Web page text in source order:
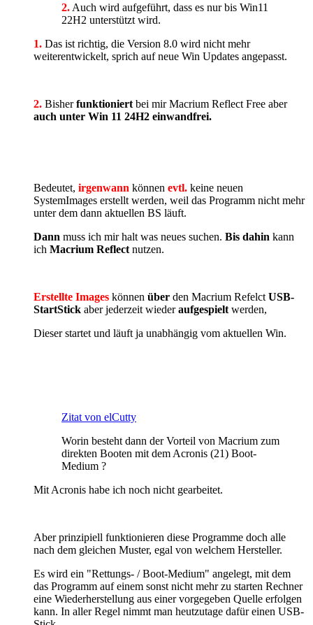
2. Auch wird aufgeführt, dass es nur bis Win11
22H2 unterstützt wird.
1. Das ist richtig, die Version 8.0 wird nicht mehr
weiterentwickelt, sprich auf neue Win Updates angepasst.
2. Bisherfunktioniert bei mir Macrium Reflect Free aber
auch unter Win 11 24H2 einwandfrei.
Bedeutet, irgenwann können evtl. keine neuen
SystemImages erstellt werden, weil das Programm nicht mehr
unter dem dann aktuellen BS läuft.
Dann muss ich mir halt was neues suchen. Bis dahin kann
ich Macrium Reflect nutzen.
Erstellte Images können über den Macrium Refelct USB-
StartStick aber jederzeit wiederaufgespielt werden,
Dieser startet und läuft ja unabhängig vom aktuellen Win.
Zitat von elCutty
Worin besteht dann der Vorteil von Macrium zum
direkten Booten mit dem Acronis (21) Boot-
Medium ?
Mit Acronis habe ich noch nicht gearbeitet.
Aber prinzipiell funktionieren diese Programme doch alle
nach dem gleichen Muster, egal von welchem Hersteller.
Es wird ein "Rettungs- / Boot-Medium" angelegt, mit dem
das Programm auf einem sonst nicht mehr zu starten Rechner
eine Wiederherstellung aus einer vorgegeben Quelle erfolgen
kann. In aller Regel nimmt man heutzutage dafür einen USB-